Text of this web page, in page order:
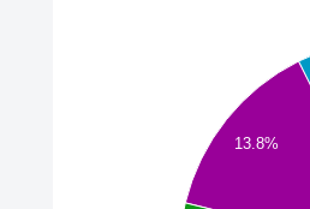
13.8%